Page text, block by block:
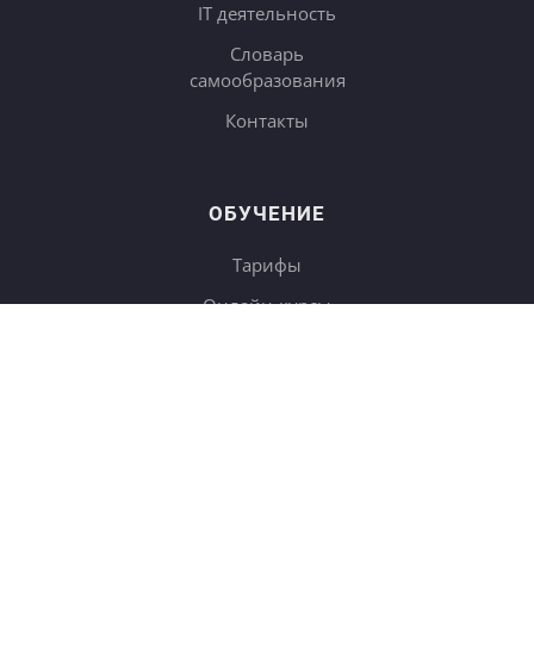
IT деятельность
Словарь
самообразования
Контакты
ОБУЧЕНИЕ
Тарифы
Онлайн-курсы